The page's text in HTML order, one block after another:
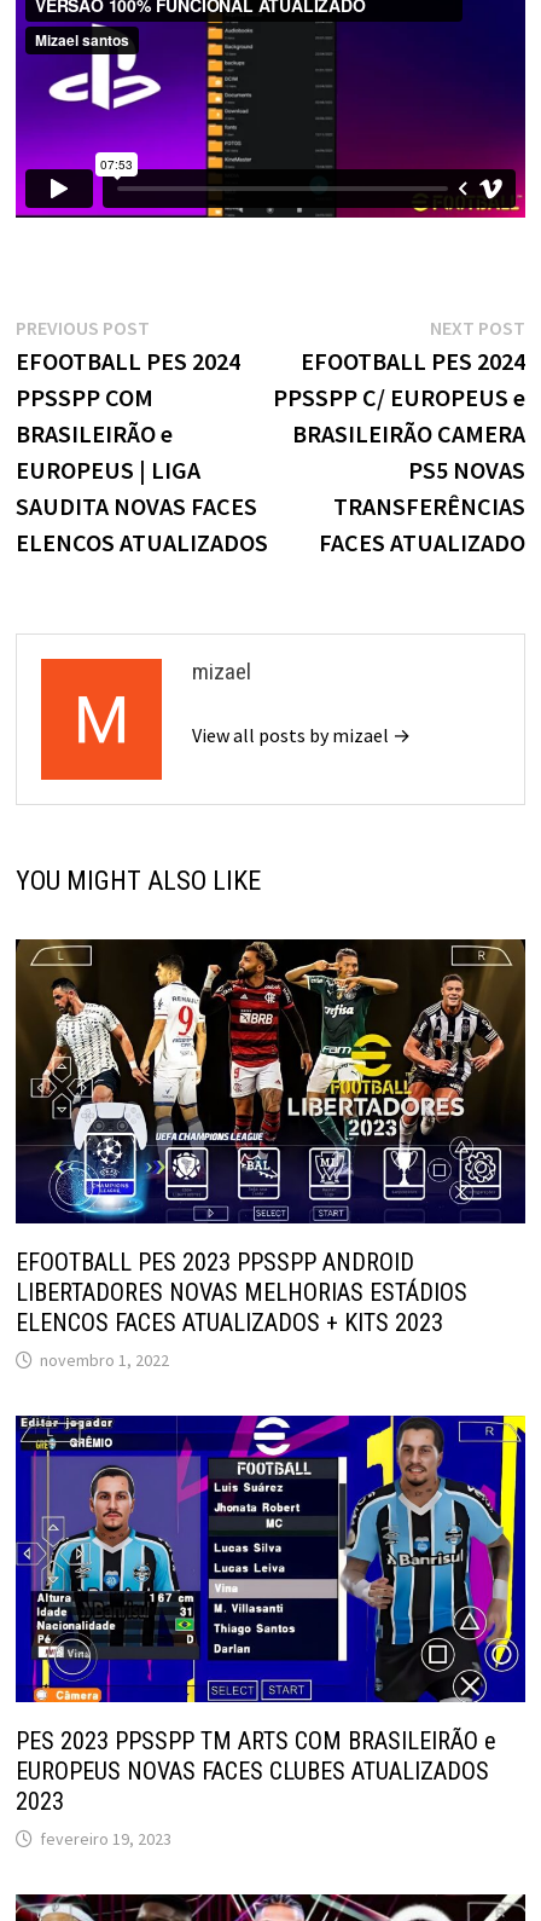
Navegação
de
Post
PREVIOUS POSTPrevious
post:
EFOOTBALL PES 2024
PPSSPP COM
BRASILEIRÃO e
EUROPEUS | LIGA
SAUDITA NOVAS FACES
ELENCOS ATUALIZADOS
NEXT POST
EFOOTBALL PES 2024
PPSSPP C/ EUROPEUS e
BRASILEIRÃO CAMERA
PS5 NOVAS
TRANSFERÊNCIAS
FACES ATUALIZADO
mizael
View all posts by mizael →
YOU MIGHT ALSO LIKE
EFOOTBALL PES 2023 PPSSPP ANDROID
LIBERTADORES NOVAS MELHORIAS ESTÁDIOS
ELENCOS FACES ATUALIZADOS + KITS 2023
novembro 1, 2022
PES 2023 PPSSPP TM ARTS COM BRASILEIRÃO e
EUROPEUS NOVAS FACES CLUBES ATUALIZADOS
2023
fevereiro 19, 2023